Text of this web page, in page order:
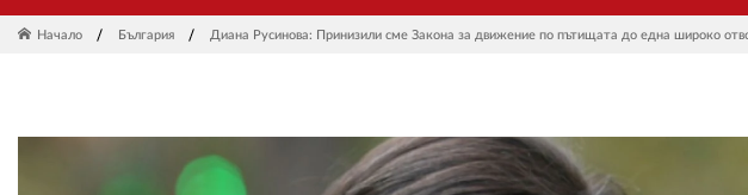
Начало България Диана Русинова: Принизили сме Закона за движение по пътищата до една широко